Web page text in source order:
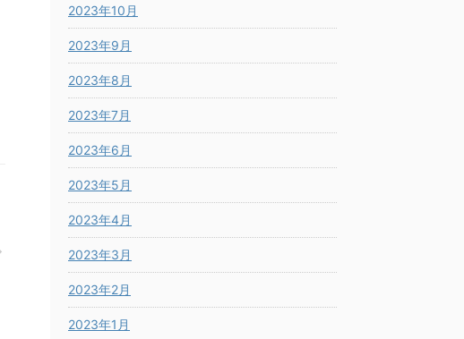
2023年10月
2023年9月
2023年8月
2023年7月
2023年6月
2023年5月
2023年4月
2023年3月
2023年2月
2023年1月